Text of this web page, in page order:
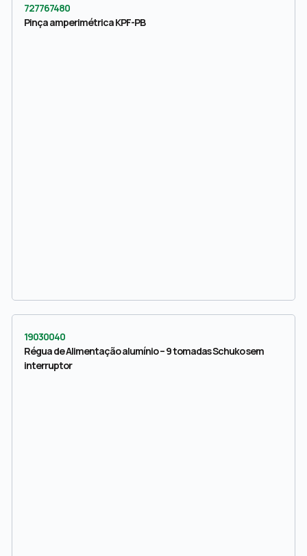
727767480
Pinça amperimétrica KPF-PB
19030040
Régua de Alimentação alumínio – 9 tomadas Schuko sem
interruptor